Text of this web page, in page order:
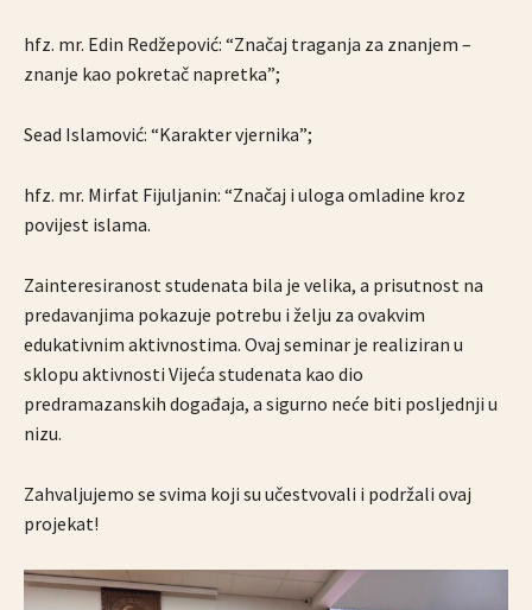
hfz. mr. Edin Redžepović: “Značaj traganja za znanjem –
znanje kao pokretač napretka”;
Sead Islamović: “Karakter vjernika”;
hfz. mr. Mirfat Fijuljanin: “Značaj i uloga omladine kroz
povijest islama.
Zainteresiranost studenata bila je velika, a prisutnost na
predavanjima pokazuje potrebu i želju za ovakvim
edukativnim aktivnostima. Ovaj seminar je realiziran u
sklopu aktivnosti Vijeća studenata kao dio
predramazanskih događaja, a sigurno neće biti posljednji u
nizu.
Zahvaljujemo se svima koji su učestvovali i podržali ovaj
projekat!